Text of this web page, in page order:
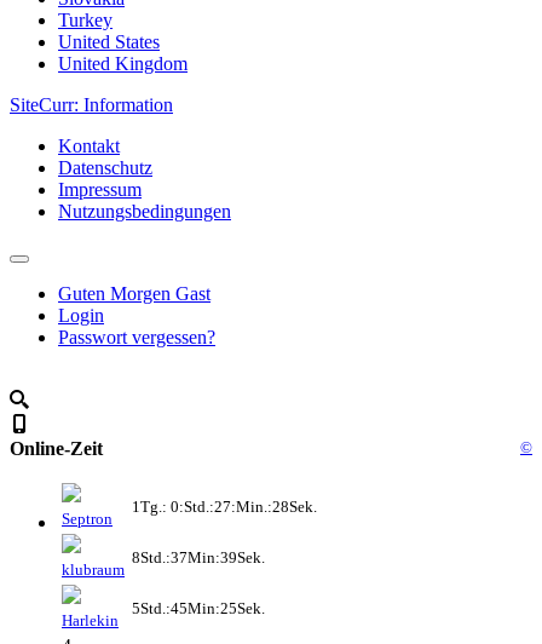
Turkey
United States
United Kingdom
SiteCurr: Information
Kontakt
Datenschutz
Impressum
Nutzungsbedingungen
Guten Morgen Gast
Login
Passwort vergessen?
Online-Zeit ©
Septron
1Tg.: 0:Std.:27:Min.:28Sek.
klubraum
8Std.:37Min:39Sek.
Harlekin
5Std.:45Min:25Sek.